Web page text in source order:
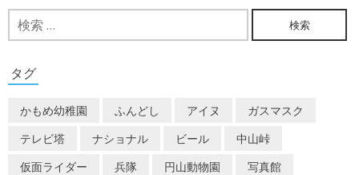
ビ
ゲ
ー
ン
検
索:
タグ
かもめ幼稚園 ふんどし アイヌ
ガスマスク
テレビ塔
ナショナル ビール
中山峠
仮面ライダー
兵隊 円山動物園
写真館